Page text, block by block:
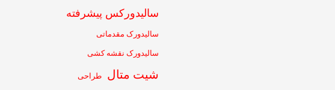
سالیدورکس پیشرفته
سالیدورک مقدماتی
سالیدورک نقشه کشی
شیت متال طراحی